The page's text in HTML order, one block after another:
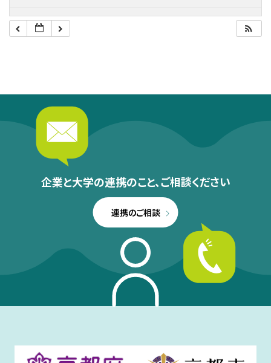
企業と大学の連携のこと、ご相談ください
連携のご相談